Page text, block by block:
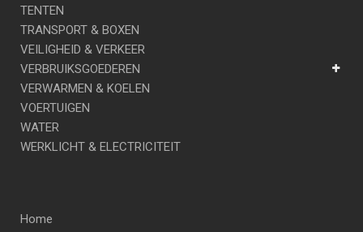
TENTEN
TRANSPORT & BOXEN
VEILIGHEID & VERKEER
VERBRUIKSGOEDEREN
VERWARMEN & KOELEN
VOERTUIGEN
WATER
WERKLICHT & ELECTRICITEIT
Home